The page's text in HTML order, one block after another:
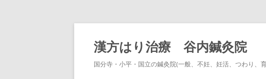
コ
テ
ン
ツ
へ
ス
漢方はり治療 谷内鍼灸院
国分寺・小平・国立の鍼灸院(一般、不妊、妊活、つわり、